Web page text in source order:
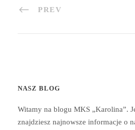
PREV
NASZ BLOG
Witamy na blogu MKS „Karolina”.
znajdziesz najnowsze informacje o